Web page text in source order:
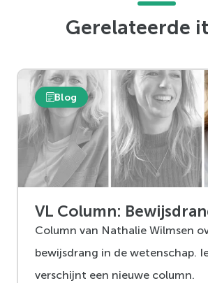
Gerelateerde
Blog
VL Column:
Column van Nathalie Wilmsen
bewijsdrang in de wetenschap.
verschijnt een nieuwe column.